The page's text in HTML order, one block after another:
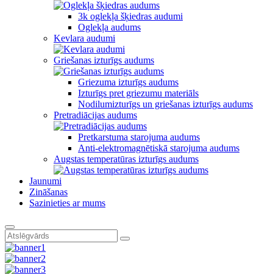
3k oglekļa šķiedras audumi
Oglekļa audums
Kevlara audumi
Griešanas izturīgs audums
Griezuma izturīgs audums
Izturīgs pret griezumu materiāls
Nodilumizturīgs un griešanas izturīgs audums
Pretradiācijas audums
Pretkarstuma starojuma audums
Anti-elektromagnētiskā starojuma audums
Augstas temperatūras izturīgs audums
Jaunumi
Zināšanas
Sazinieties ar mums